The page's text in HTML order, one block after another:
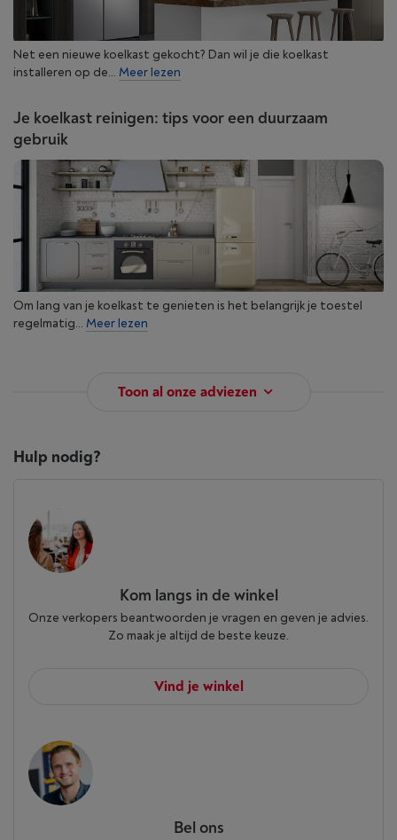
Net een nieuwe koelkast gekocht? Dan wil je die koelkast
installeren op de... Meer lezen
Je koelkast reinigen: tips voor een duurzaam
gebruik
Om lang van je koelkast te genieten is het belangrijk je toestel
regelmatig... Meer lezen
Toon al onze adviezen
Hulp nodig?
Kom langs in de winkel
Onze verkopers beantwoorden je vragen en geven je advies.
Zo maak je altijd de beste keuze.
Vind je winkel
Bel ons